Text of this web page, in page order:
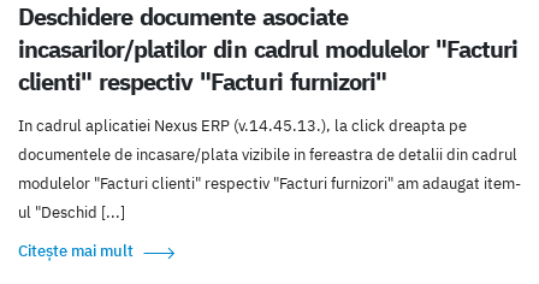
Deschidere documente asociate
incasarilor/platilor din cadrul modulelor "Facturi
clienti" respectiv "Facturi furnizori"
In cadrul aplicatiei Nexus ERP (v.14.45.13.), la click dreapta pe
documentele de incasare/plata vizibile in fereastra de detalii din cadrul
modulelor "Facturi clienti" respectiv "Facturi furnizori" am adaugat item-
ul "Deschid [...]
Citește mai mult